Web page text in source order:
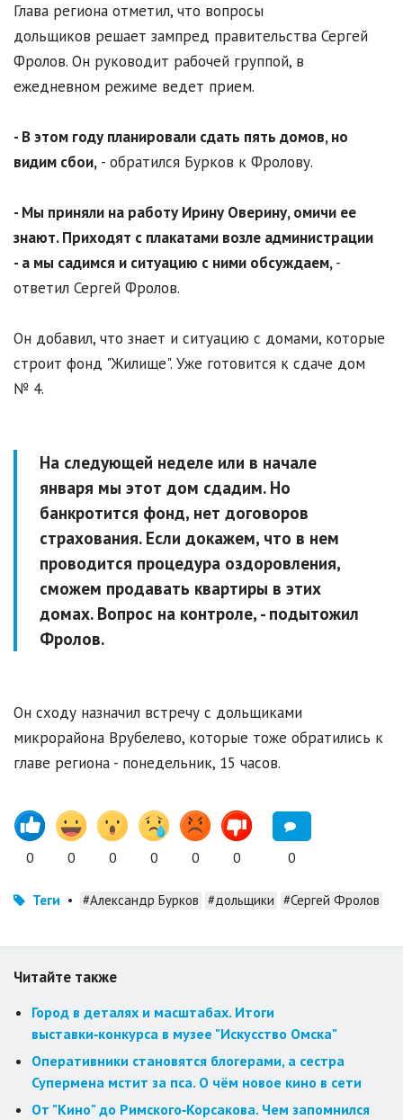
Глава региона отметил, что вопросы
дольщиков решает зампред правительства Сергей
Фролов. Он руководит рабочей группой, в
ежедневном режиме ведет прием.
- В этом году планировали сдать пять домов, но
видим сбои, - обратился Бурков к Фролову.
- Мы приняли на работу Ирину Оверину, омичи ее
знают. Приходят с плакатами возле администрации
- а мы садимся и ситуацию с ними обсуждаем,-
ответил Сергей Фролов.
Он добавил, что знает и ситуацию с домами, которые
строит фонд "Жилище". Уже готовится к сдаче дом
№ 4.
На следующей неделе или в начале
января мы этот дом сдадим. Но
банкротится фонд, нет договоров
страхования. Если докажем, что в нем
проводится процедура оздоровления,
сможем продавать квартиры в этих
домах. Вопрос на контроле, - подытожил
Фролов.
Он сходу назначил встречу с дольщиками
микрорайона Врубелево, которые тоже обратились к
главе региона - понедельник, 15 часов.
0 0 0 0 0 0 0
Теги • #Александр Бурков #дольщики #Сергей Фролов
Читайте также
Город в деталях и масштабах. Итоги
выставки‑конкурса в музее "Искусство Омска"
Оперативники становятся блогерами, а сестра
Супермена мстит за пса. О чём новое кино в сети
От "Кино" до Римского‑Корсакова. Чем запомнился